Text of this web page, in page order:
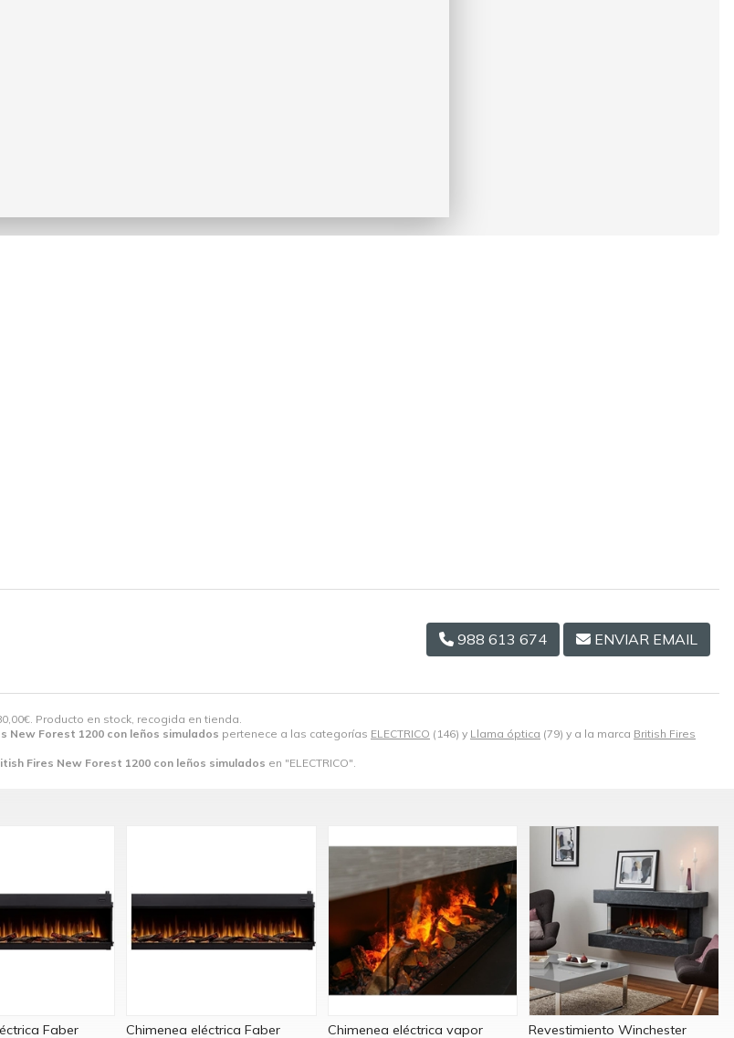
€. Producto en stock, recogida en tienda.
New Forest 1200 con leños simulados pertenece a las categorías ELECTRICO (146) y Llama óptica (79) y a la marca British Fires
Fires New Forest 1200 con leños simulados en "ELECTRICO".
988 613 674 ENVIAR EMAIL
Faber Chimenea eléctrica Faber Chimenea eléctrica vapor Revestimiento Winchester